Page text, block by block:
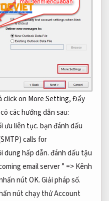
click on More Setting,Đẩy
các hướng dẫn sau:
ưu liên tục.bạn đánh dấu
calls for
dung hấp dẫn.đánh dấu tậu
email server ” =>Kênh
nút OK.Giải pháp số.
nút chạy thử Account